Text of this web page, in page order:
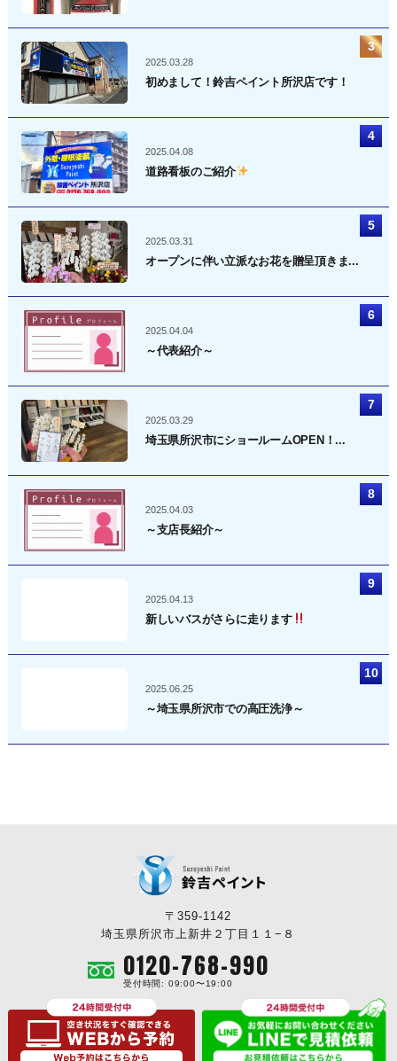
2025.03.28
初めまして！鈴吉ペイント所沢店です！
2025.04.08
道路看板のご紹介
2025.03.31
オープンに伴い立派なお花を贈呈頂きま...
2025.04.04
～代表紹介～
2025.03.29
埼玉県所沢市にショールームOPEN！...
2025.04.03
～支店長紹介～
2025.04.13
新しいバスがさらに走ります
2025.06.25
～埼玉県所沢市での高圧洗浄～
〒359-1142
埼玉県所沢市上新井２丁目１１−８
0120-768-990
受付時間: 09:00〜19:00